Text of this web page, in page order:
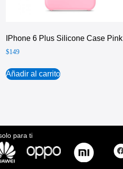
IPhone 6 Plus Silicone Case Pink
$149
Añadir al carrito
para ti